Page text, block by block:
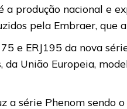
produção nacional e
pela Embraer, que
e ERJ195 da nova
União Europeia,
a série Phenom